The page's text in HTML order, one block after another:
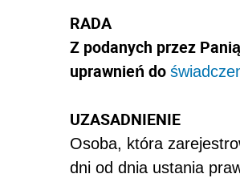
RADA
Z podanych przez
uprawnień do
UZASADNIENIE
Osoba, która
dni od dnia ustania